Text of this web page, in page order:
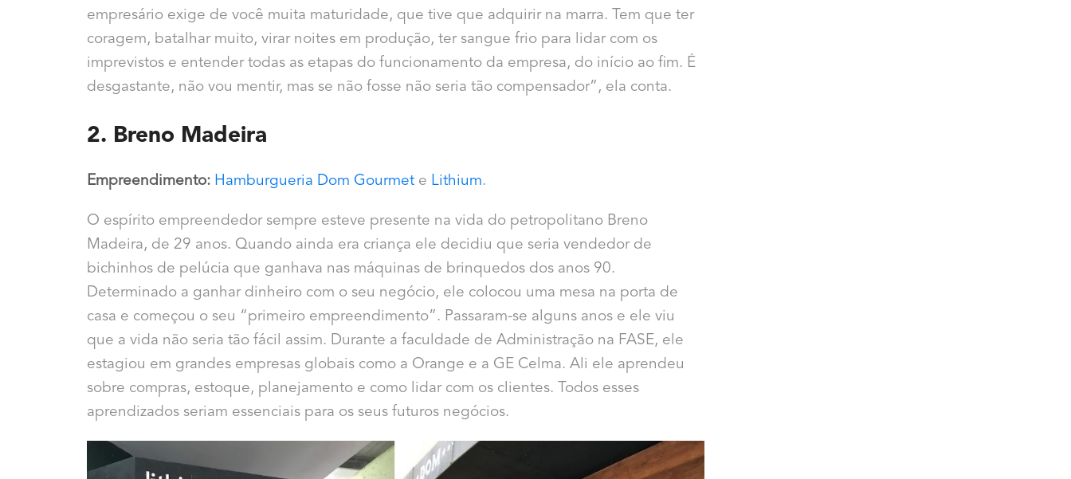
empresário exige de você muita maturidade, que tive que adquirir na marra. Tem que ter
coragem, batalhar muito, virar noites em produção, ter sangue frio para lidar com os
imprevistos e entender todas as etapas do funcionamento da empresa, do início ao fim. É
desgastante, não vou mentir, mas se não fosse não seria tão compensador”, ela conta.
2. Breno Madeira
Empreendimento: Hamburgueria Dom Gourmet e Lithium.
O espírito empreendedor sempre esteve presente na vida do petropolitano Breno
Madeira, de 29 anos. Quando ainda era criança ele decidiu que seria vendedor de
bichinhos de pelúcia que ganhava nas máquinas de brinquedos dos anos 90.
Determinado a ganhar dinheiro com o seu negócio, ele colocou uma mesa na porta de
casa e começou o seu “primeiro empreendimento”. Passaram-se alguns anos e ele viu
que a vida não seria tão fácil assim. Durante a faculdade de Administração na FASE, ele
estagiou em grandes empresas globais como a Orange e a GE Celma. Ali ele aprendeu
sobre compras, estoque, planejamento e como lidar com os clientes. Todos esses
aprendizados seriam essenciais para os seus futuros negócios.